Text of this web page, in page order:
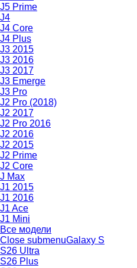
J5 Prime
J4
J4 Core
J4 Plus
J3 2015
J3 2016
J3 2017
J3 Emerge
J3 Pro
J2 Pro (2018)
J2 2017
J2 Pro 2016
J2 2016
J2 2015
J2 Prime
J2 Core
J Max
J1 2015
J1 2016
J1 Ace
J1 Mini
Все модели
Close submenuGalaxy S
S26 Ultra
S26 Plus